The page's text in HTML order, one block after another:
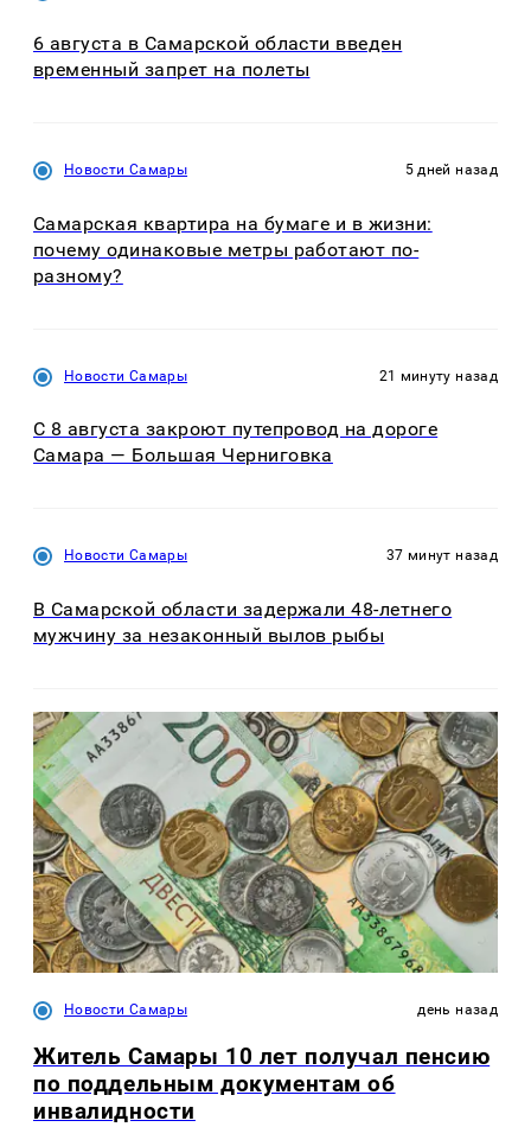
6 августа в Самарской области введен
временный запрет на полеты
Новости Самары 5 дней назад
Самарская квартира на бумаге и в жизни:
почему одинаковые метры работают по-
разному?
Новости Самары 21 минуту назад
С 8 августа закроют путепровод на дороге
Самара — Большая Черниговка
Новости Самары 37 минут назад
В Самарской области задержали 48-летнего
мужчину за незаконный вылов рыбы
Новости Самары день назад
Житель Самары 10 лет получал пенсию
по поддельным документам об
инвалидности